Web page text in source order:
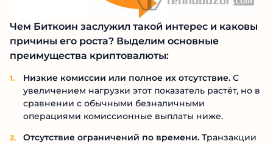
Чем Биткоин заслужил такой интерес и каковы
причины его роста? Выделим основные
преимущества криптовалюты:
Низкие комиссии или полное их отсутствие. С
увеличением нагрузки этот показатель растёт, но в
сравнении с обычными безналичными
операциями комиссионные выплаты ниже.
Отсутствие ограничений по времени. Транзакции